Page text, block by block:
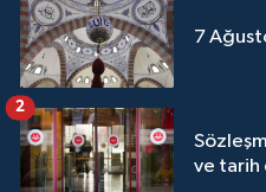
7
ve tarih
2
Tekirdağ Müftülüğü
Trabzon Müftülüğü